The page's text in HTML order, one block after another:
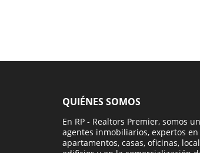
QUIÉNES SOMOS
En RP - Realtors Premier, somos
agentes inmobiliarios, expertos
apartamentos, casas, oficinas,